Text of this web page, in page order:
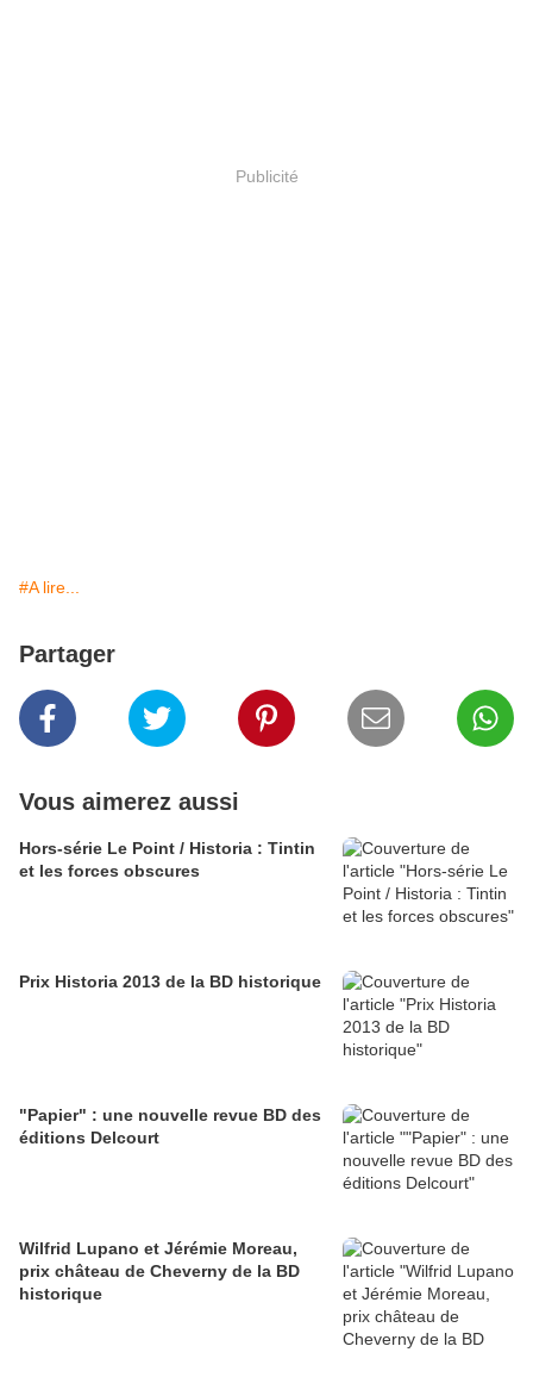
Publicité
#A lire...
Partager
Vous aimerez aussi
Hors-série Le Point / Historia : Tintin
et les forces obscures
Prix Historia 2013 de la BD historique
"Papier" : une nouvelle revue BD des
éditions Delcourt
Wilfrid Lupano et Jérémie Moreau,
prix château de Cheverny de la BD
historique